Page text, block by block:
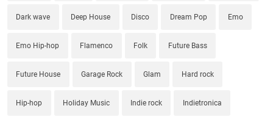
Dark wave Deep House Disco Dream Pop Emo
Emo Hip-hop Flamenco Folk Future Bass
Future House Garage Rock Glam Hard rock
Hip-hop Holiday Music Indie rock Indietronica